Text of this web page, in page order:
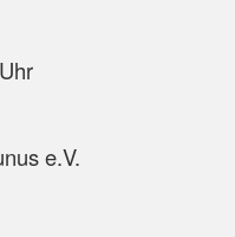
03.11.2026 , 08:30 - 16:00 Uhr
e.V.